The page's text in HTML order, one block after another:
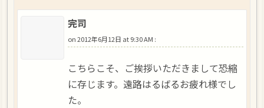
完司
on2012年6月12日 at 9:30 AM :
こちらこそ、ご挨拶いただきまして恐縮
に存じます。遠路はるばるお疲れ様でし
た。